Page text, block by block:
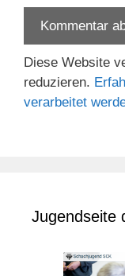
Diese Website
reduzieren.
verarbeitet
Jugendseite